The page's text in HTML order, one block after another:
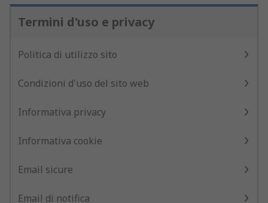
Termini d'uso e privacy
Politica di utilizzo sito
Condizioni d'uso del sito web
Informativa privacy
Informativa cookie
Email sicure
Email di notifica